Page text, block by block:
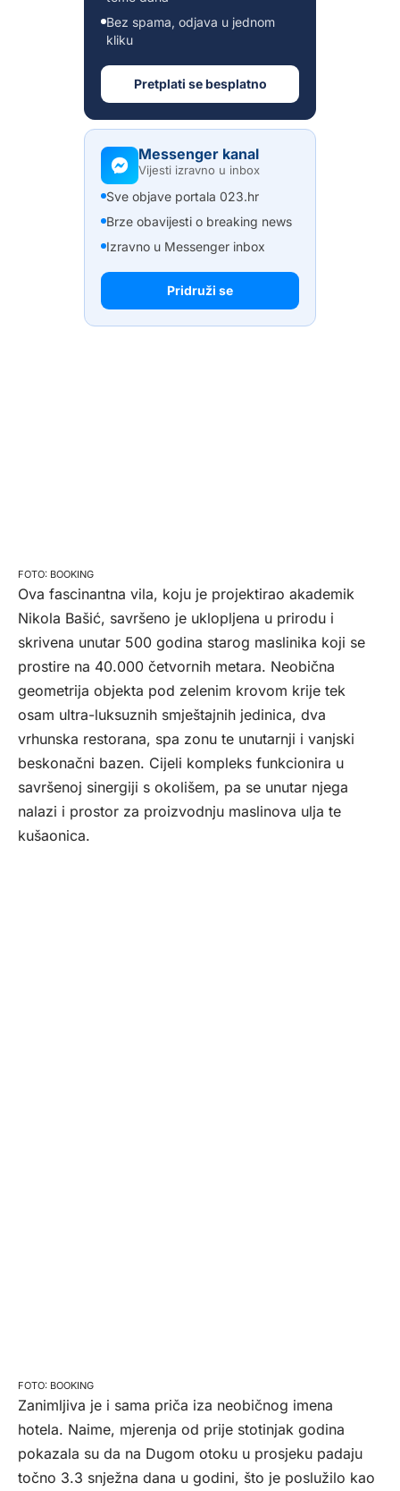
Bez spama, odjava u jednom
kliku
Pretplati se besplatno
Messenger kanal
Vijesti izravno u inbox
Sve objave portala 023.hr
Brze obavijesti o breaking news
Izravno u Messenger inbox
Pridruži se
BOOKING
Ova fascinantna vila, koju je projektirao akademik
Nikola Bašić, savršeno je uklopljena u prirodu i
skrivena unutar 500 godina starog maslinika koji se
prostire na 40.000 četvornih metara. Neobična
geometrija objekta pod zelenim krovom krije tek
osam ultra-luksuznih smještajnih jedinica, dva
vrhunska restorana, spa zonu te unutarnji i vanjski
beskonačni bazen. Cijeli kompleks funkcionira u
savršenoj sinergiji s okolišem, pa se unutar njega
nalazi i prostor za proizvodnju maslinova ulja te
kušaonica.
BOOKING
Zanimljiva je i sama priča iza neobičnog imena
hotela. Naime, mjerenja od prije stotinjak godina
pokazala su da na Dugom otoku u prosjeku padaju
točno 3.3 snježna dana u godini, što je poslužilo kao